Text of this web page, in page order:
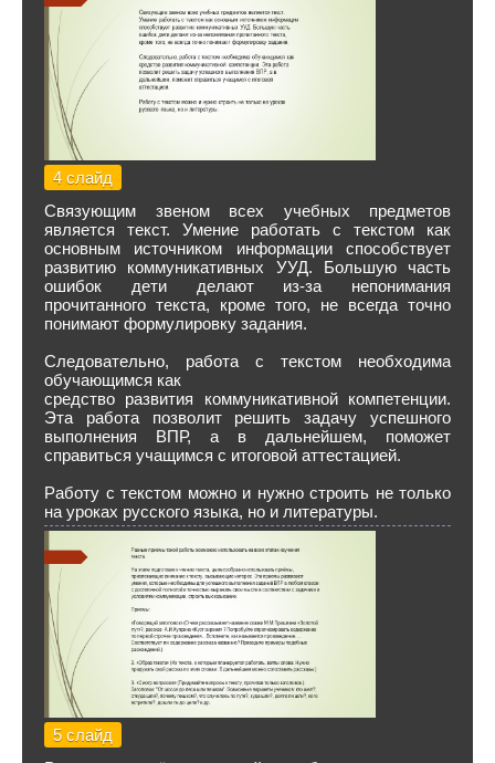
4 слайд
Связующим звеном всех учебных предметов
является текст. Умение работать с текстом как
основным источником информации способствует
развитию коммуникативных УУД. Большую часть
ошибок дети делают из-за непонимания
прочитанного текста, кроме того, не всегда точно
понимают формулировку задания.
Следовательно, работа с текстом необходима
обучающимся как
средство развития коммуникативной компетенции.
Эта работа позволит решить задачу успешного
выполнения ВПР, а в дальнейшем, поможет
справиться учащимся с итоговой аттестацией.
Работу с текстом можно и нужно строить не только
на уроках русского языка, но и литературы.
5 слайд